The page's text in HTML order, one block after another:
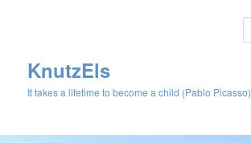
KnutzEls
It takes a lifetime to become a child (Pablo Picasso)